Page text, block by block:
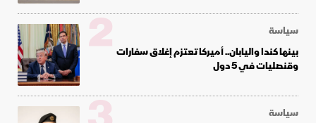
سياسة
بينها كندا واليابان.. أميركا تعتزم إغلاق سفارات
وقنصليات في 5 دول
2
سياسة